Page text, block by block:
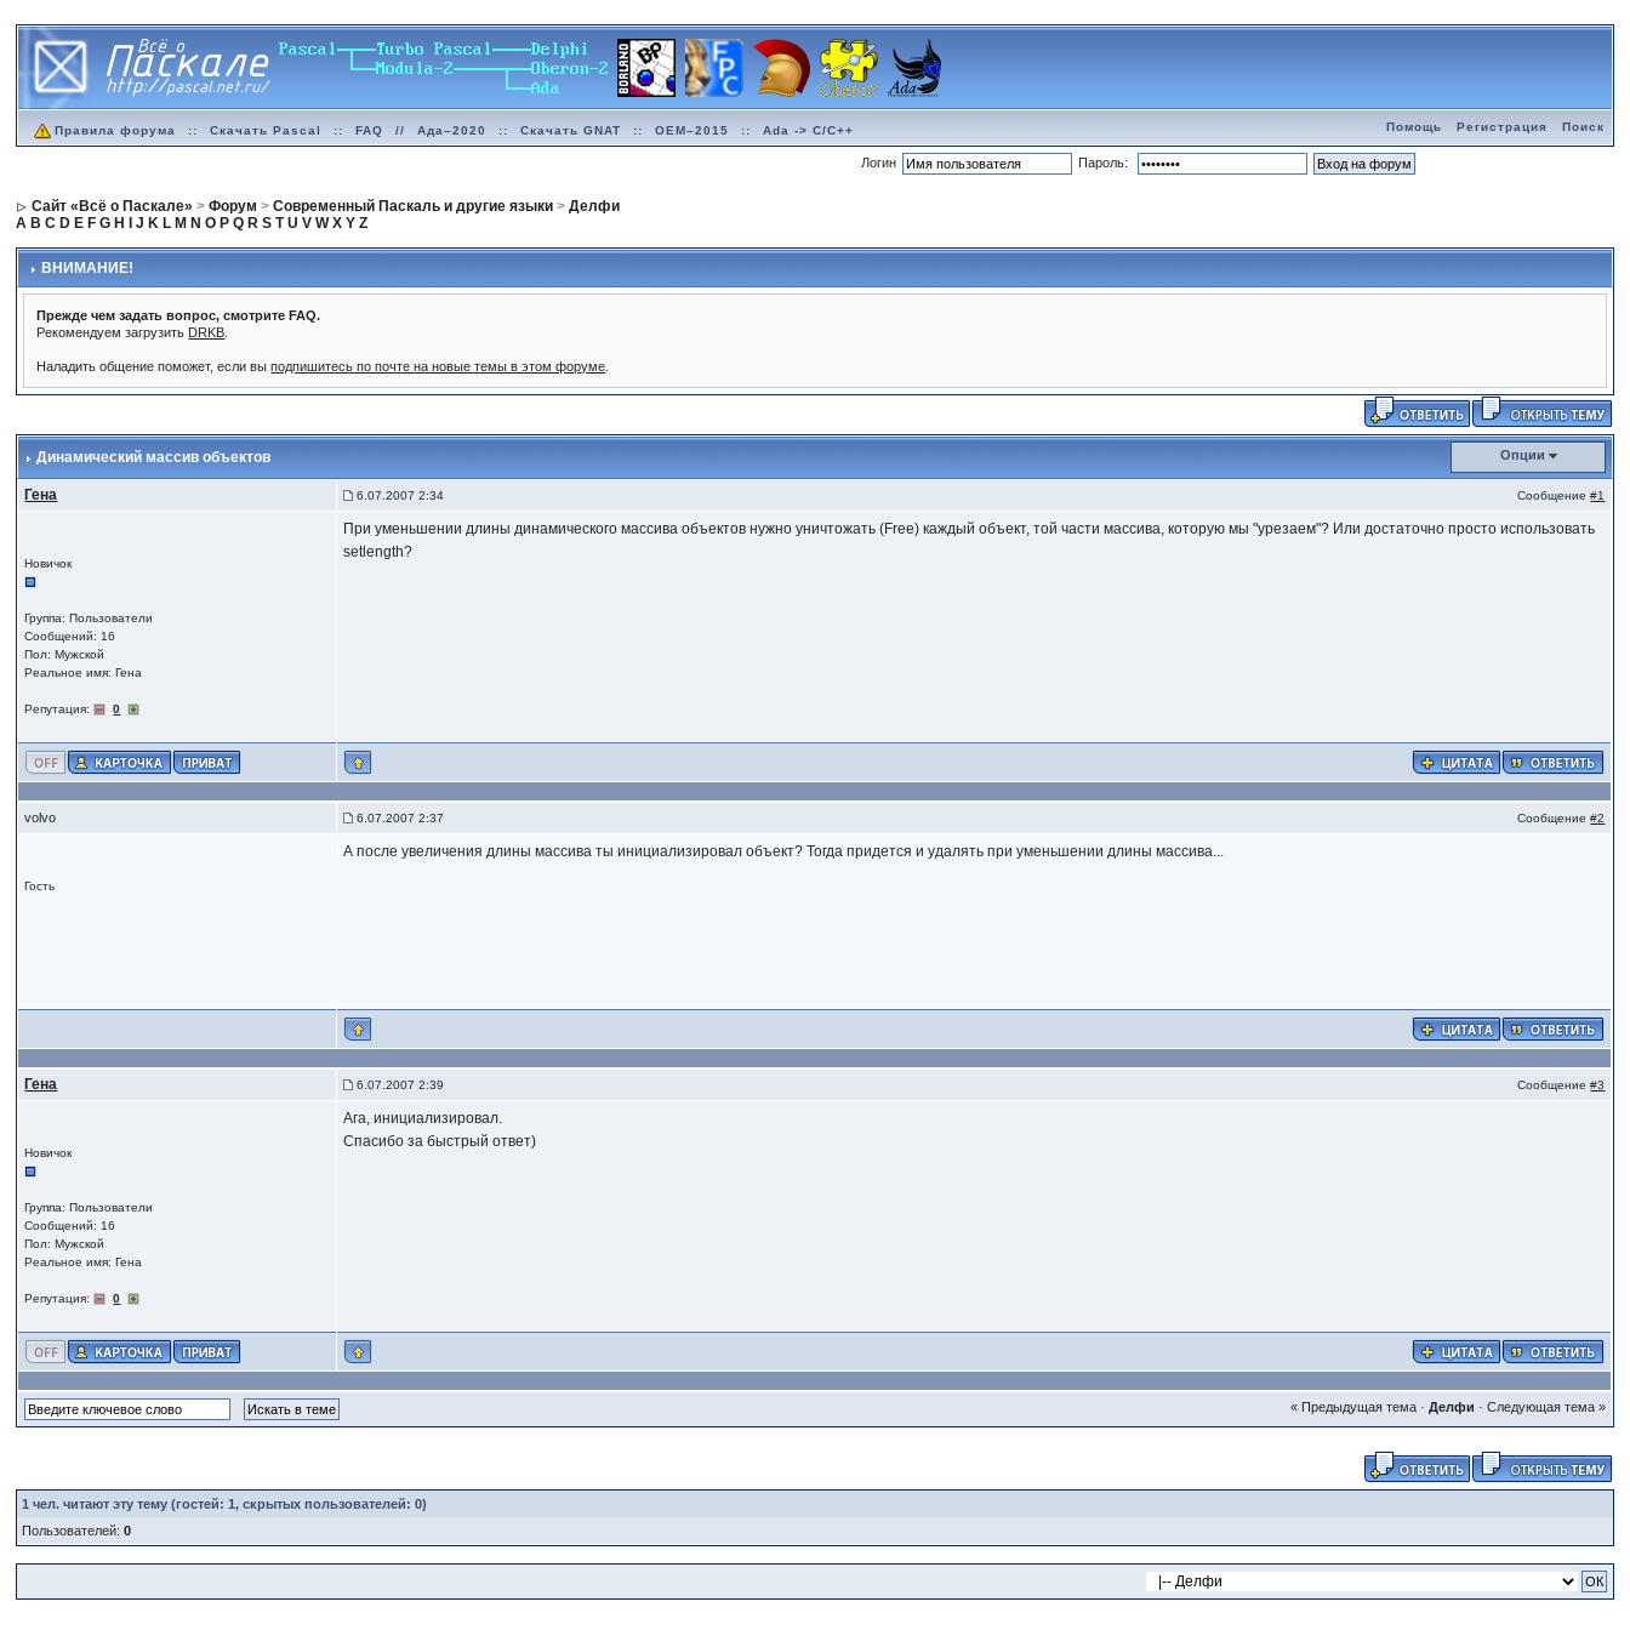
Правила форума :: Скачать Pascal :: FAQ // Ада–2020 :: Скачать GNAT :: OEM–2015 :: Ada -> C/C++ Помощь Регистрация Поиск
Логин Пароль:
Сайт «Всё о Паскале» >Форум >Современный Паскаль и другие языки >Делфи
A B C D E F G H J K L M N O P Q R S T U V W X Y Z
ВНИМАНИЕ!
Прежде чем задать вопрос, смотрите FAQ.
Рекомендуем загрузить DRKB
Наладить общение поможет, если выподпишитесь по почте на новые темы в этом форуме
Динамический массив объектов Опции
Гена 6.07.2007 2:34 Сообщение#1
Новичок
Группа: Пользователи
Сообщений: 16
Пол: Мужской
Реальное имя: Гена
Репутация: 0
При уменьшении длины динамического массива объектов нужно уничтожать (Free) каждый объект, той части массива, которую мы "урезаем"? Или достаточно просто использовать
setlength?
volvo 6.07.2007 2:37 Сообщение#2
Гость
А после увеличения длины массива ты инициализировал объект? Тогда придется и удалять при уменьшении длины массива...
Гена 6.07.2007 2:39 Сообщение#3
Новичок
Группа: Пользователи
Сообщений: 16
Пол: Мужской
Реальное имя: Гена
Репутация: 0
Ага, инициализировал.
Спасибо за быстрый ответ)
« Предыдущая тема· Делфи · Следующая тема »
1 чел. читают эту тему (гостей: 1, скрытых пользователей: 0)
Пользователей:0